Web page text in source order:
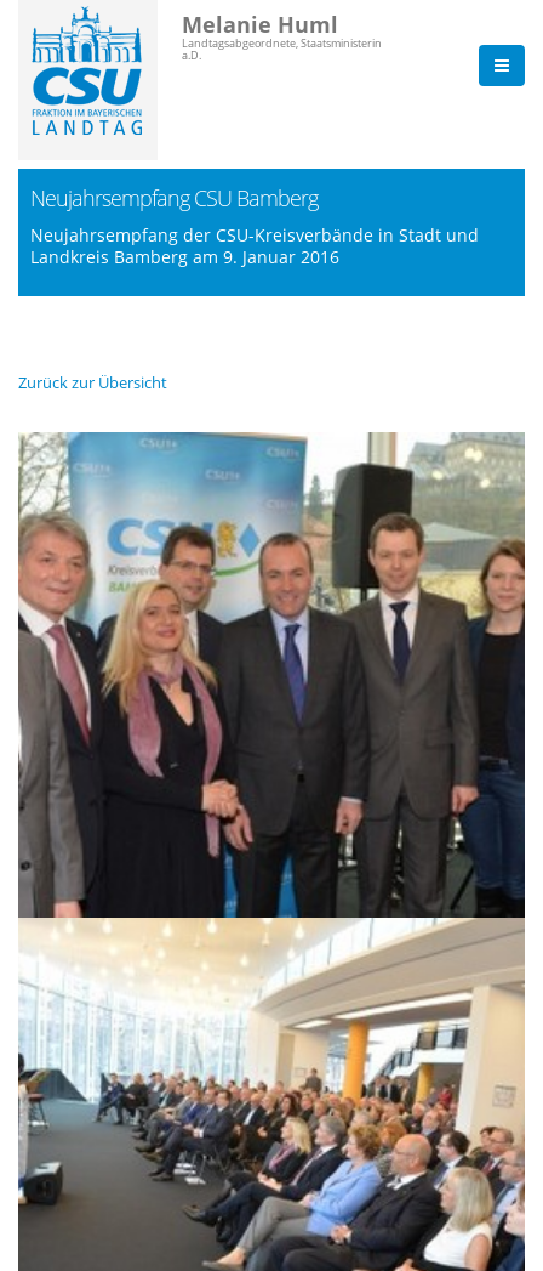
Melanie Huml
Landtagsabgeordnete, Staatsministerin
a.D.
Neujahrsempfang CSU Bamberg
Neujahrsempfang der CSU-Kreisverbände in Stadt und
Landkreis Bamberg am 9. Januar 2016
Zurück zur Übersicht